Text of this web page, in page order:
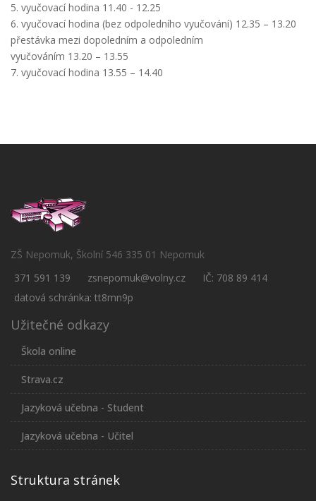
5. vyučovací hodina 11.40 - 12.25
6. vyučovací hodina (bez odpoledního vyučování) 12.35 – 13.20
přestávka mezi dopoledním a odpoledním
vyučováním 13.20 – 13.55
7. vyučovací hodina 13.55 – 14.40
ZŠ Nepomuk, Školní 546 335 01 Nepomuk
371 591 139
zsnepomuk@volny.cz
IČ: 708 89 414
datová schránka: tt8mn9p
Užitečné odkazy
Škola online
Strava.cz
Jazyková učebna - Student
Jazyková učebna - Učitel
Struktura stránek